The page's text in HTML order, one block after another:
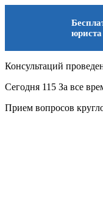
юриста
Консультаций
Сегодня 115 За все
Прием вопросов